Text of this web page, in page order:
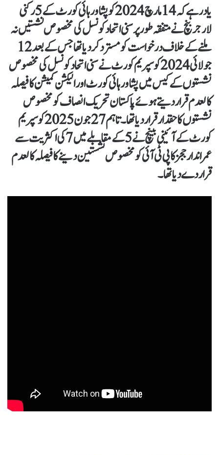
یاد رہے کہ 14 مارچ 2024 کو پشاور ہائی کورٹ کے 5 رکنی
لارجر بنچ نے متفقہ طور پر سنی اتحاد کونسل کی مخصوص نشستیں نہ
ملنے کے خلاف درخواست کو مسترد کر دیا تھا جس کے بعد 12
جولائی 2024 کو سپریم کورٹ نے سنی اتحاد کونسل کی مخصوص
نشستوں کے کیس میں پشاور ہائی کورٹ اور الیکشن کمیشن کا فیصلہ
کالعدم قرار دیتے ہوئے پاکستان تحریک انصاف کو مخصوص
نشستوں کا حقدار قرار دیا تھا۔ تاہم 27 جون 2025 کو سپریم
کورٹ کے آئینی بینچ نے 5 کے مقابلے میں 7 کی اکثریت سے
عمراندار ججز کا پی ٹی آئی کو مخصوص نشستین دینے کا فیصلہ کالعدم
قرار دے دیا تھا۔